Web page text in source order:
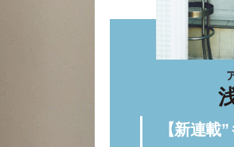
【新連載